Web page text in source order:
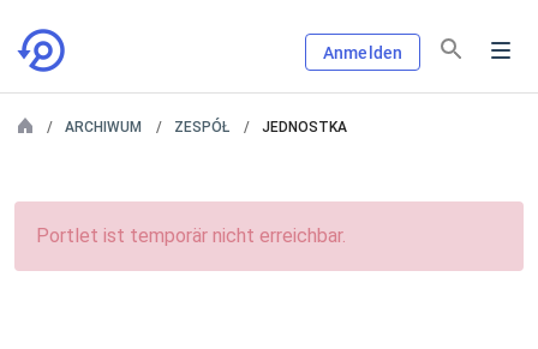
Anmelden
ARCHIWUM ZESPÓŁ JEDNOSTKA
Portlet ist temporär nicht erreichbar.